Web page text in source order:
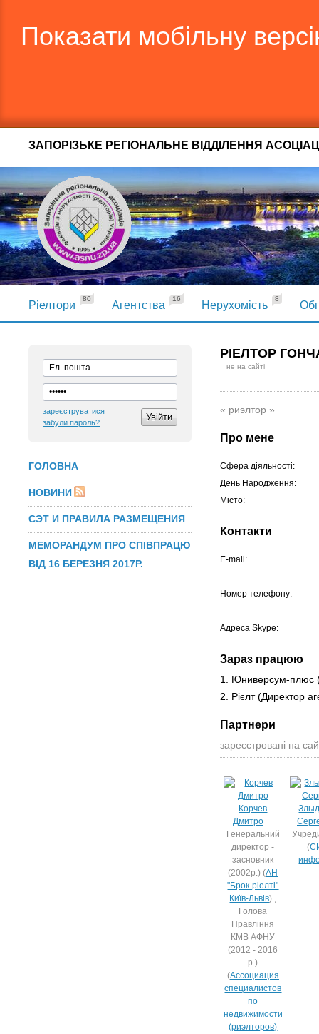
Показати мобільну
ЗАПОРІЗЬКЕ РЕГІОНАЛЬНЕ ВІДДІЛЕННЯ
Ріелтори
80
Агентства
16
Нерухомість
8
зареєструватися
забули пароль?
ГОЛОВНА
НОВИНИ
СЭТ И ПРАВИЛА РАЗМЕЩЕНИЯ
МЕМОРАНДУМ ПРО СПІВПРАЦЮ
ВІД 16 БЕРЕЗНЯ 2017Р.
РІЕЛТОР
не на сайті
« риэлтор »
Про мене
Сфера діяльності:
День Народження:
Місто:
Контакти
E-mail:
Номер телефону:
Адреса Skype:
Зараз працюю
1. Юниверсум-плюс
2. Рієлт (Директор
Партнери
зареєстровані на
Корчев
Дмитро
Генеральний
директор -
засновник
(2002р.) (АН
"Брок-ріелті"
Київ-Львів) ,
Голова
Правління
КМВ АФНУ
(2012 - 2016
р.)
(Ассоциация
специалистов
по
недвижимости
(риэлторов)
(